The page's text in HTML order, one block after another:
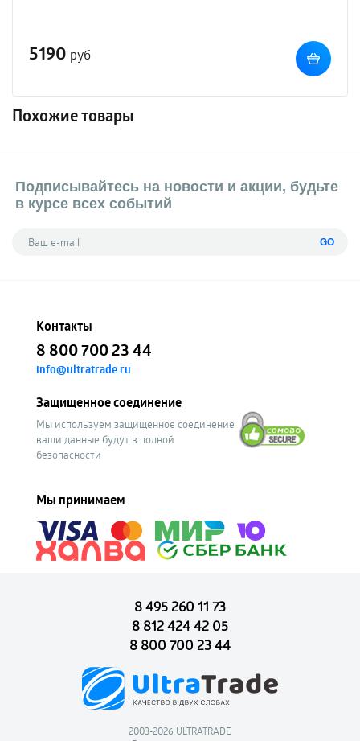
5190 руб
Похожие товары
Подписывайтесь на новости и акции, будьте
в курсе всех событий
GO
Контакты
8 800 700 23 44
info@ultratrade.ru
Защищенное соединение
Мы используем защищенное соединение
ваши данные будут в полной
безопасности
Мы принимаем
8 495 260 11 73
8 812 424 42 05
8 800 700 23 44
2003-2026 ULTRATRADE